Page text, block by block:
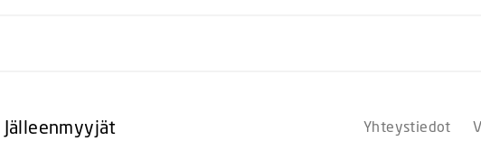
Jälleenmyyjät Yhteystiedot